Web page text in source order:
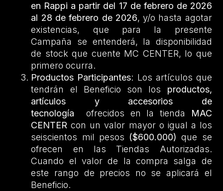
en Rappi a partir del 17 de febrero de 2026
al 28 de febrero de 2026, y/o hasta agotar
existencias, que para la presente
Campaña se entenderá, la disponibilidad
de stock que cuente MC CENTER, lo que
primero ocurra.
Productos Participantes: Los artículos que
tendrán el Beneficio son los productos,
artículos y accesorios de
tecnología
ofrecidos en la tienda
MAC
CENTER con un valor mayor o igual a los
seiscientos mil pesos ($600.000)que se
ofrecen en las Tiendas Autorizadas.
Cuando el valor de la compra salga de
este rango de precios no se aplicará el
Beneficio.